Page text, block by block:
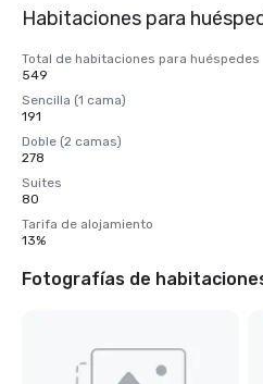
Habitaciones para
Total de habitaciones para huéspedes
549
Sencilla (1 cama)
191
Doble (2 camas)
278
Suites
80
Tarifa de alojamiento
13%
Fotografías de